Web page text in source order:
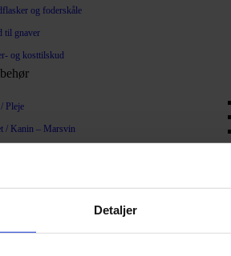
Detaljer
og foderskåle
til gnaver
og kosttilskud
/ Pleje
/ Kanin – Marsvin